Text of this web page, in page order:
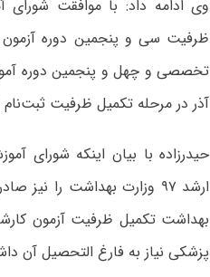
وی ادامه داد: با موافقت
ظرفیت سی و پنجمین دوره
آذر در مرحله تکمیل ظرفیت
حیدرزاده با بیان اینکه شورای
ارشد ۹۷ وزارت بهداشت را
پزشکی نیاز به فارغ التحصیل آن